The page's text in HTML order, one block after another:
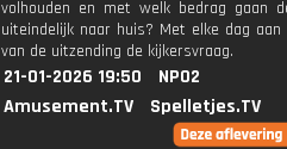
volhouden en met welk bedrag gaan
uiteindelijk naar huis? Met elke dag
van de uitzending de kijkersvraag.
21-01-2026 19:50
NPO2
Amusement.TV
Spelletjes.TV